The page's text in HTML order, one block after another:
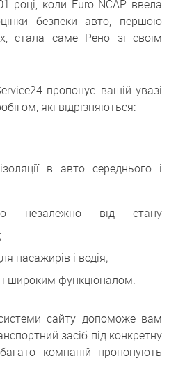
році, коли Euro NCAP ввела
безпеки авто, першою
стала саме Рено зі своїм
пропонує вашій увазі
які відрізняються:
в авто середнього і
незалежно від стану
пасажирів і водія;
широким функціоналом.
сайту допоможе вам
засіб під конкретну
компаній пропонують